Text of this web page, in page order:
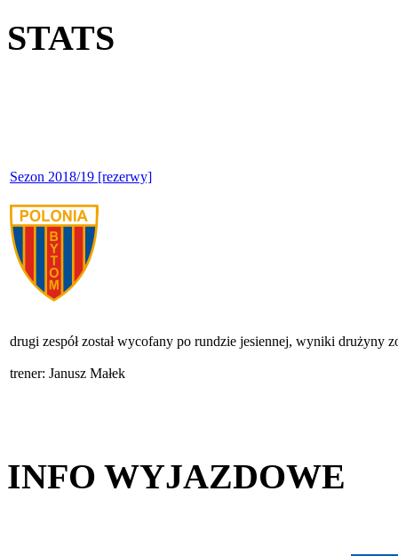
STATS
Sezon 2018/19 [rezerwy]
drugi zespół został wycofany po rundzie jesiennej, wyniki drużyny
trener: Janusz Małek
INFO WYJAZDOWE